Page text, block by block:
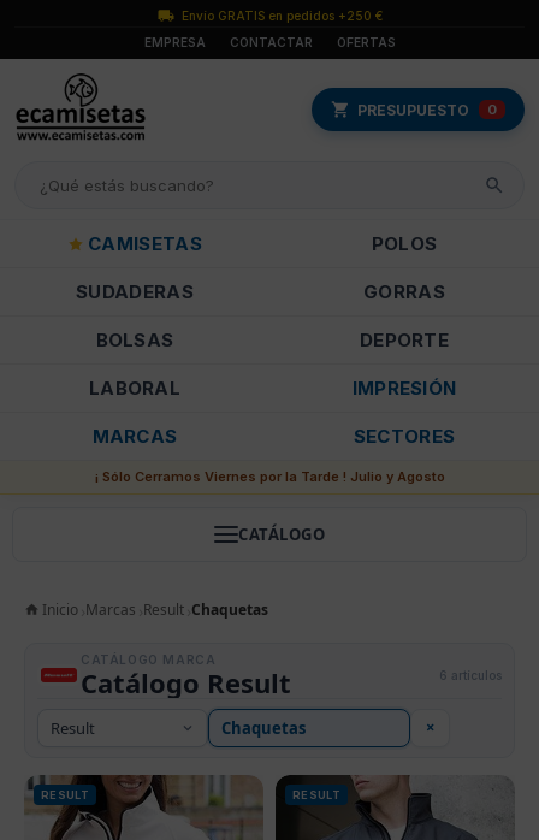
Envío GRATIS en pedidos +250 €
EMPRESA
CONTACTAR OFERTAS
PRESUPUESTO 0
CAMISETAS POLOS
SUDADERAS GORRAS
BOLSAS DEPORTE
LABORAL IMPRESIÓN
MARCAS SECTORES
¡ Sólo Cerramos Viernes por la Tarde ! Julio y Agosto
CATÁLOGO
Inicio Marcas Result Chaquetas
CATÁLOGO MARCA
Catálogo Result
×
6 artículos
RESULT RESULT